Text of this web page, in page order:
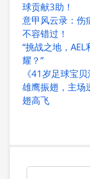
球贡献3助！
意甲风云录：伤
不容错过！
“挑战之地，
耀？”
《41岁足球宝
雄鹰振翅，主场
翅高飞